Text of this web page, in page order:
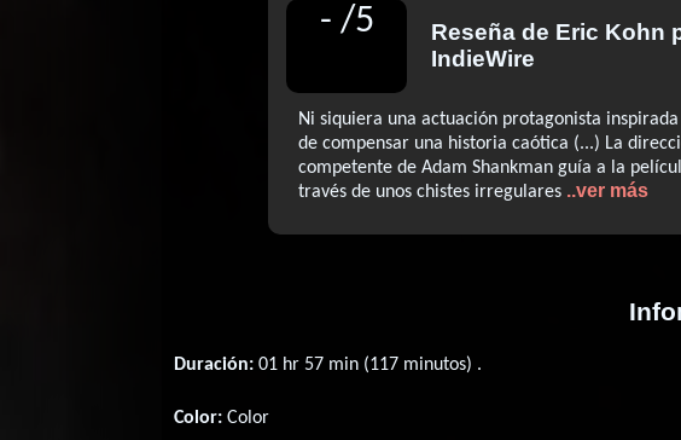
- /5 Reseña de Eric Kohn
IndieWire
Ni siquiera una actuación protagonista inspirada
de compensar una historia caótica (...) La
competente de Adam Shankman guía a la
través de unos chistes irregulares ..ver más
Duración: 01 hr 57 min (117 minutos) .
Color: Color